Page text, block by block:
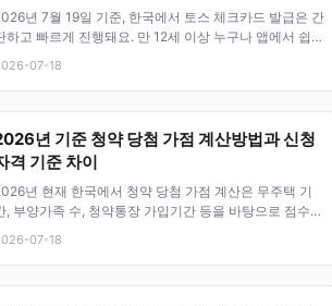
년 7월 19일 기준, 한국에서 토스 체크카드 발급은 간
하고 빠르게 진행돼요. 만 12세 이상 누구나 앱에서 쉽게
07-18
년 기준 청약 당첨 가점 계산방법과 신청
격 기준 차이
년 현재 한국에서 청약 당첨 가점 계산은 무주택 기
, 부양가족 수, 청약통장 가입기간 등을 바탕으로 점수를
07-18